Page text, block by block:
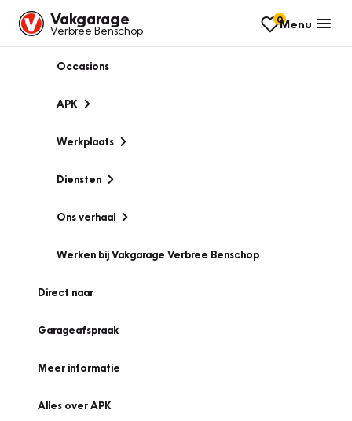
Vakgarage
Verbree Benschop
0Menu
Occasions
APK
Werkplaats
Diensten
Ons verhaal
Werken bij Vakgarage Verbree Benschop
Direct naar
Garageafspraak
Meer informatie
Alles over APK